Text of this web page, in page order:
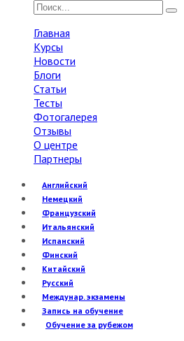
Главная
Курсы
Новости
Блоги
Статьи
Тесты
Фотогалерея
Отзывы
О центре
Партнеры
Английский
Немецкий
Французский
Итальянский
Испанский
Финский
Китайский
Русский
Междунар. экзамены
Запись на обучение
Обучение за рубежом